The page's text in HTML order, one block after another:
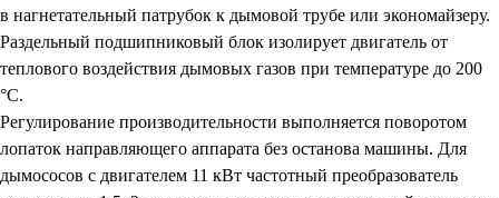
в нагнетательный патрубок к дымовой трубе или экономайзеру.
Раздельный подшипниковый блок изолирует двигатель от
теплового воздействия дымовых газов при температуре до 200
°С.
Регулирование производительности выполняется поворотом
лопаток направляющего аппарата без останова машины. Для
дымососов с двигателем 11 кВт частотный преобразователь